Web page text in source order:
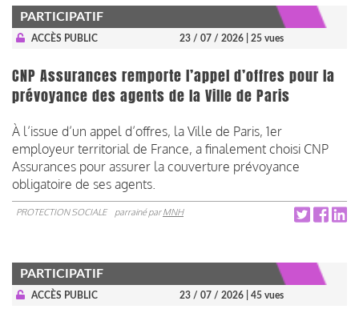
PARTICIPATIF
ACCÈS PUBLIC 23 / 07 / 2026 | 25 vues
CNP Assurances remporte l’appel d’offres pour la
prévoyance des agents de la Ville de Paris
À l’issue d’un appel d’offres, la Ville de Paris, 1er
employeur territorial de France, a finalement choisi CNP
Assurances pour assurer la couverture prévoyance
obligatoire de ses agents.
PROTECTION SOCIALE parrainé parMNH
PARTICIPATIF
ACCÈS PUBLIC 23 / 07 / 2026 | 45 vues